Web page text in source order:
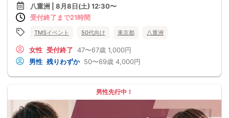
八重洲 | 8月8日(土) 12:30〜
受付終了まで21時間
TMSイベント 50代向け 東京都 八重洲
女性 受付終了 47〜67歳 1,000円
男性 残りわずか 50〜69歳 4,000円
男性先行中！